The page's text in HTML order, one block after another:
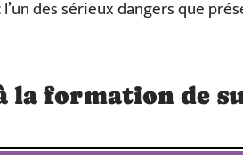
des sérieux dangers que
la formation de